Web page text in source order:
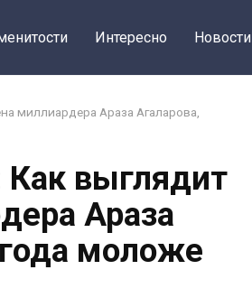
Интересно Новости
миллиардера Араза Агаларова,
Как выглядит
Араза
моложе